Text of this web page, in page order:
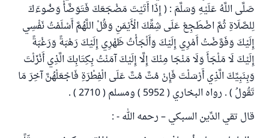
صَلَّى اللَّهُ عَلَيْهِ وَسَلَّمَ : ( إِذَا أَتَيْتَ مَضْجَعَكَ فَتَوَضَّأْ وَضُوءَكَ
لِلصَّلَاةِ ثُمَّ اضْطَجِعْ عَلَى شِقِّكَ الْأَيْمَنِ وَقُلْ اللَّهُمَّ أَسْلَمْتُ نَفْسِي
إِلَيْكَ وَفَوَّضْتُ أَمْرِي إِلَيْكَ وَأَلْجَأْتُ ظَهْرِي إِلَيْكَ رَهْبَةً وَرَغْبَةً
إِلَيْكَ لَا مَلْجَأَ وَلَا مَنْجَا مِنْكَ إِلَّا إِلَيْكَ آمَنْتُ بِكِتَابِكَ الَّذِي أَنْزَلْتَ
وَبِنَبِيِّكَ الَّذِي أَرْسَلْتَ فَإِنْ مُتَّ مُتَّ عَلَى الْفِطْرَةِ فَاجْعَلْهُنَّ آخِرَ مَا
تَقُولُ ) . رواه البخاري ( 5952 ) ومسلم ( 2710 ) .
قال تقي الدِّين السبكي – رحمه الله - :